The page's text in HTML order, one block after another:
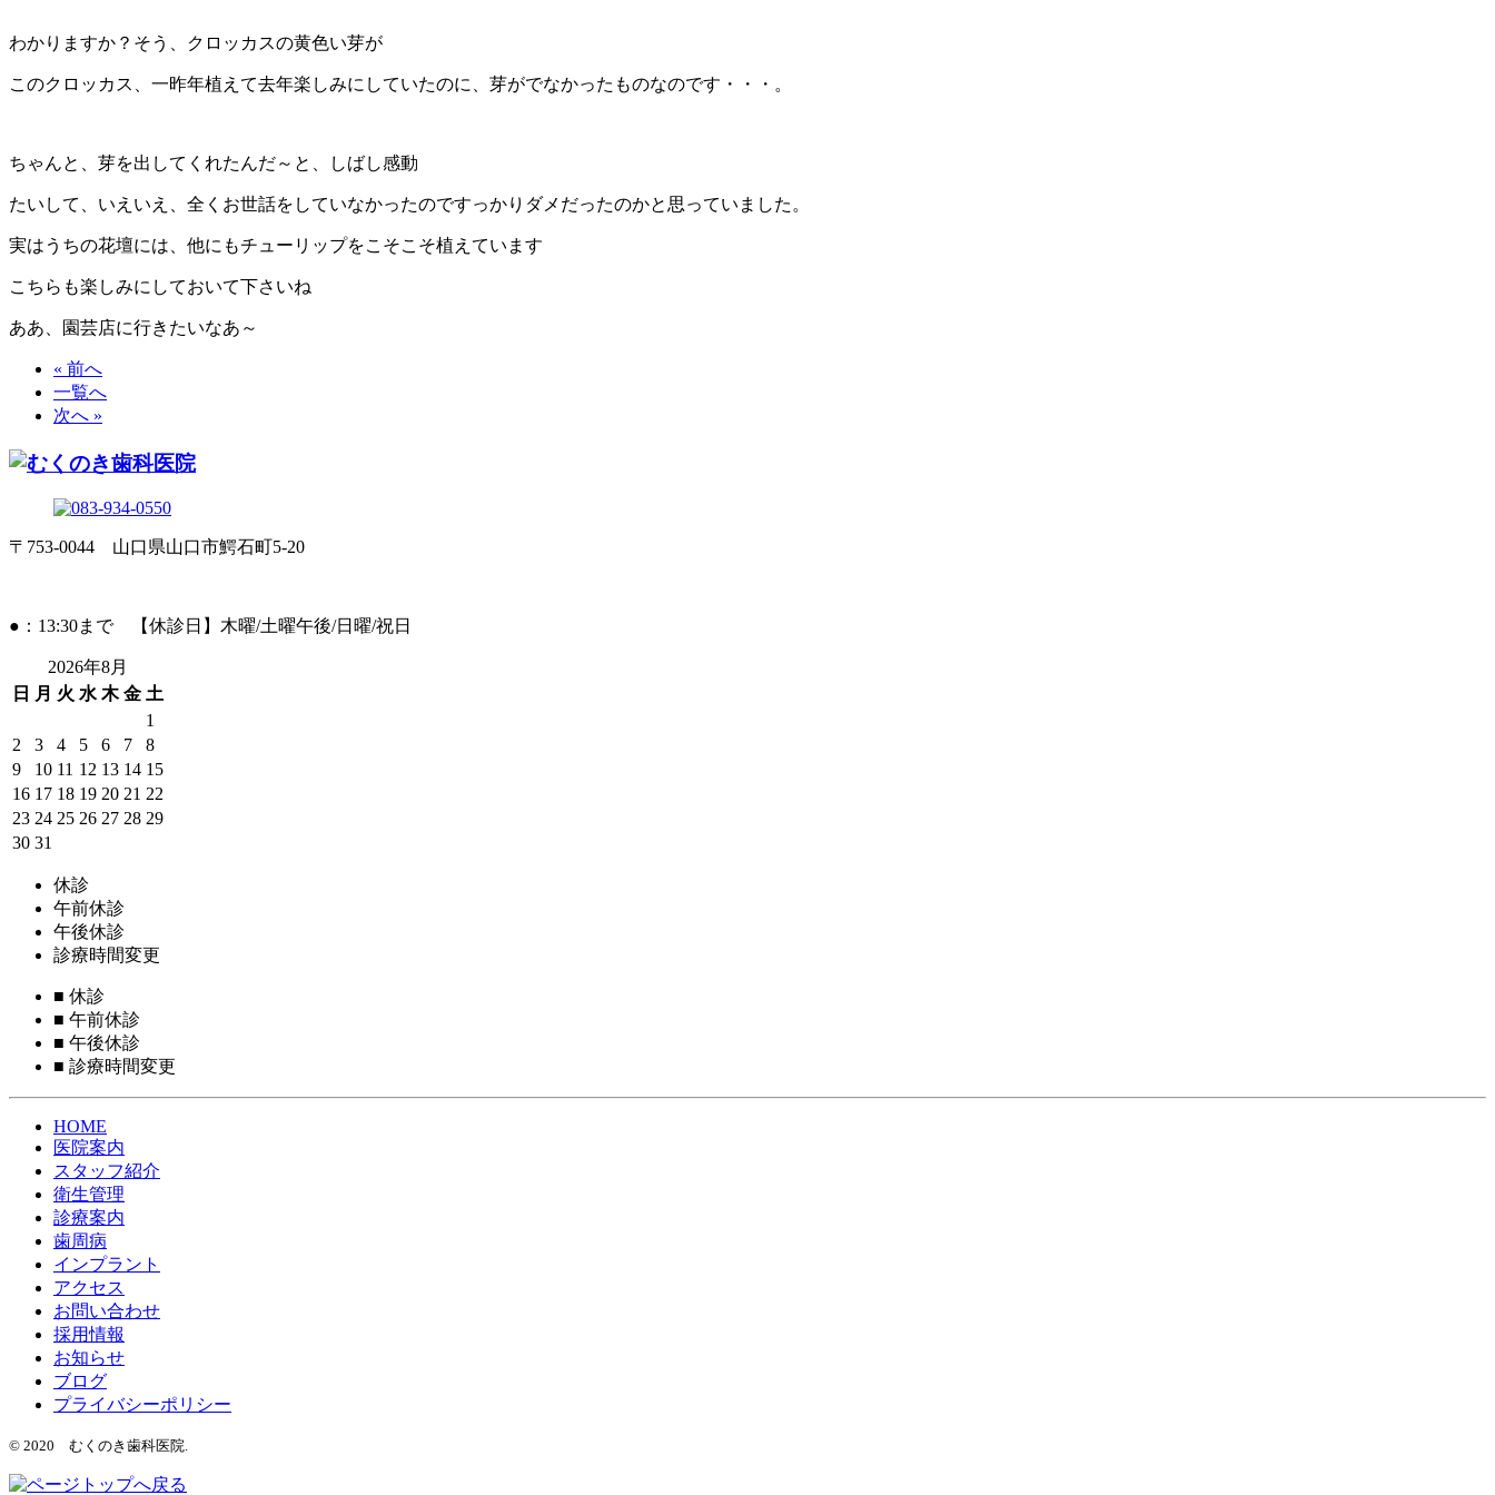
わかりますか？そう、クロッカスの黄色い芽が
このクロッカス、一昨年植えて去年楽しみにしていたのに、芽がでなかったものなのです・・・。
ちゃんと、芽を出してくれたんだ～と、しばし感動
たいして、いえいえ、全くお世話をしていなかったのですっかりダメだったのかと思っていました。
実はうちの花壇には、他にもチューリップをこそこそ植えています
こちらも楽しみにしておいて下さいね
ああ、園芸店に行きたいなあ～
« 前へ
一覧へ
次へ »
〒753-0044 山口県山口市鰐石町5-20
●：13:30まで 【休診日】木曜/土曜午後/日曜/祝日
2026年8月
日
月 火 水 木 金 土
1
2
3 4 5 6 7
8
9
10 11 12 13 14 15
16 17 18 19 20 21 22
23 24 25 26 27 28 29
30 31
休診
午前休診
午後休診
診療時間変更
■ 休診
■ 午前休診
■ 午後休診
■ 診療時間変更
HOME
医院案内
スタッフ紹介
衛生管理
診療案内
歯周病
インプラント
アクセス
お問い合わせ
採用情報
お知らせ
ブログ
プライバシーポリシー
© 2020 むくのき歯科医院.